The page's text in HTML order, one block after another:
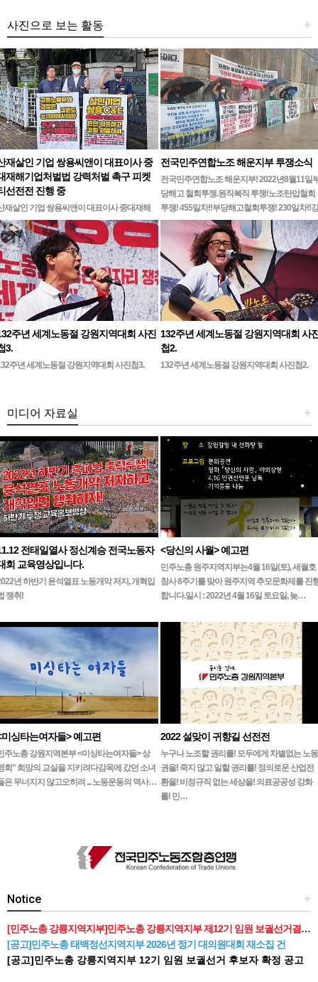
+
사진으로 보는 활동
재살인 기업 쌍용씨앤이 대표이사 중
재해기업처벌법 강력처벌 촉구 피켓
선전전 진행 중
재살인 기업 쌍용씨앤이 대표이사 중대재해
업처벌법 강력처벌 촉구민주노총 강원지역본
무기한 피켓시위 14일차고용노동부 강원지
앞 1인시위 진…
전국민주연합노조 해운지부 투쟁소식
전국민주연합노조 해운지부! 2022년8월11일
당해고 철회투쟁.원직복직 투쟁!노조탄압철회
투쟁! 455일차!!부당해고철회투쟁! 230일차!!강
릉ㆍ…
주년 세계노동절 강원지역대회 사진
3.
주년 세계노동절 강원지역대회 사진첩3.
132주년 세계노동절 강원지역대회 사
첩2.
132주년 세계노동절 강원지역대회 사진첩2.
+
미디어 자료실
전태일열사 정신계승 전국노동자
회 교육영상입니다.
년 하반기 윤석열표 노동개악 저지, 개혁입
쟁취!
<당신의 사월> 예고편
민주노총 원주지역지부는4월 16일(토), 세월호
참사 8주기를 맞아 원주지역 추모문화제를 진
합니다.일시 : 2022년 4월 16일 토요일, 늦…
미싱타는여자들> 예고편
주노총 강원지역본부 <미싱타는여자들> 상
회" 희망의 교실을 지키려다감옥에 갔던 소녀
은 무너지지 않고오히려 ... 노동운동의 역사…
2022 설맞이 귀향길 선전전
누구나 노조할 권리를! 모두에게 차별없는 노동
권을! 죽지 않고 일할 권리를! 정의로운 산업전
환을! 비정규직 없는 세상을! 의료공공성 강화
를! 민…
+
Notice
[민주노총 강릉지역지부]민주노총 강릉지역지부 제12기 임원 보궐선거결과 공고
[공고]민주노총 태백정선지역지부 2026년 정기 대의원대회 재소집 건
[공고]민주노총 강릉지역지부 12기 임원 보궐선거 후보자 확정 공고